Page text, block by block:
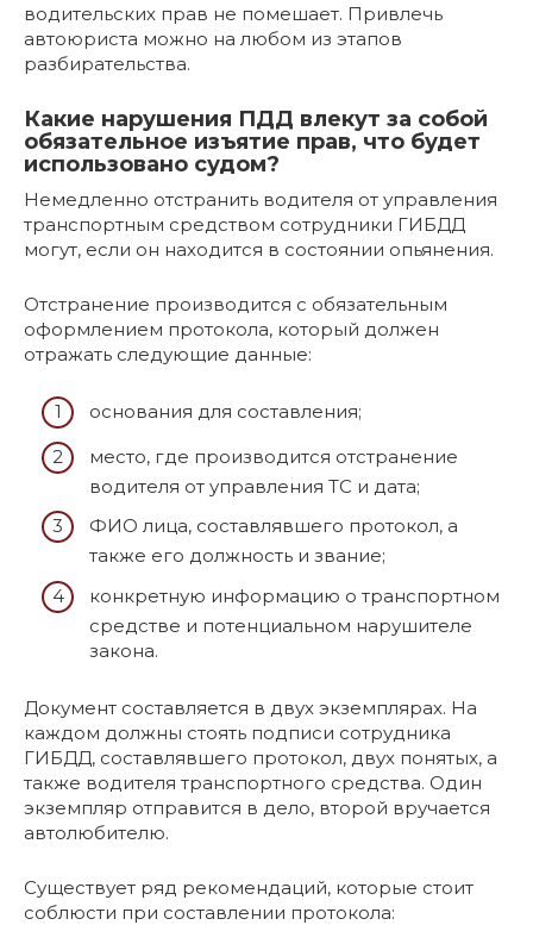
водительских прав не помешает. Привлечь
автоюриста можно на любом из этапов
разбирательства.
Какие нарушения ПДД влекут за собой
обязательное изъятие прав, что будет
использовано судом?
Немедленно отстранить водителя от управления
транспортным средством сотрудники ГИБДД
могут, если он находится в состоянии опьянения.
Отстранение производится с обязательным
оформлением протокола, который должен
отражать следующие данные:
основания для составления;
место, где производится отстранение
водителя от управления ТС и дата;
ФИО лица, составлявшего протокол, а
также его должность и звание;
конкретную информацию о транспортном
средстве и потенциальном нарушителе
закона.
Документ составляется в двух экземплярах. На
каждом должны стоять подписи сотрудника
ГИБДД, составлявшего протокол, двух понятых, а
также водителя транспортного средства. Один
экземпляр отправится в дело, второй вручается
автолюбителю.
Существует ряд рекомендаций, которые стоит
соблюсти при составлении протокола: